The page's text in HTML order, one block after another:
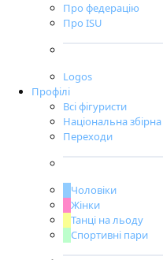
Про федерацію
Про ISU
Logos
Профілі
Всі фігуристи
Національна збірна
Переходи
Чоловіки
Жінки
Танці на льоду
Спортивні пари